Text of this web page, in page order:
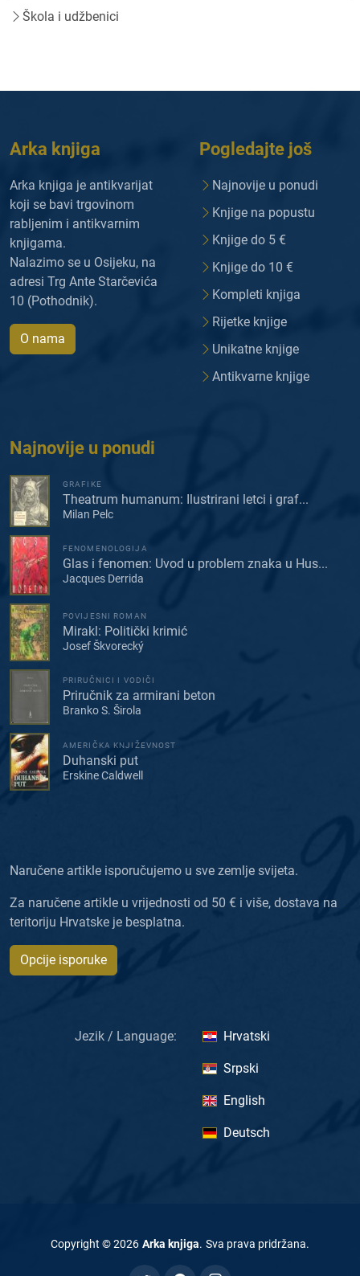
Škola i udžbenici
Arka knjiga
Arka knjiga je antikvarijat
koji se bavi trgovinom
rabljenim i antikvarnim
knjigama.
Nalazimo se u Osijeku, na
adresi Trg Ante Starčevića
10 (Pothodnik).
O nama
Pogledajte još
Najnovije u ponudi
Knjige na popustu
Knjige do 5 €
Knjige do 10 €
Kompleti knjiga
Rijetke knjige
Unikatne knjige
Antikvarne knjige
Najnovije u ponudi
GRAFIKE
Theatrum humanum: Ilustrirani letci i graf...
Milan Pelc
FENOMENOLOGIJA
Glas i fenomen: Uvod u problem znaka u Hus...
Jacques Derrida
POVIJESNI ROMAN
Mirakl: Politički krimić
Josef Škvorecký
PRIRUČNICI I VODIČI
Priručnik za armirani beton
Branko S. Širola
AMERIČKA KNJIŽEVNOST
Duhanski put
Erskine Caldwell
Naručene artikle isporučujemo u sve zemlje svijeta.
Za naručene artikle u vrijednosti od 50 € i više, dostava na
teritoriju Hrvatske je besplatna.
Opcije isporuke
Jezik / Language: Hrvatski
Srpski
English
Deutsch
Copyright ©2026 Arka knjiga. Sva prava pridržana.